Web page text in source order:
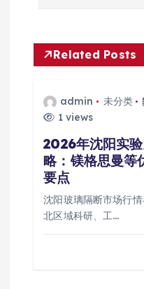
Related Posts
admin 未分类
1 views
2026年沈阳实
略：镁格思曼等
要点
沈阳玻璃隔断市场行
北区域科研、工…